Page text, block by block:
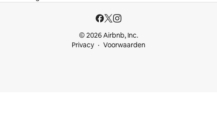
© 2026 Airbnb, Inc.
Privacy
Voorwaarden